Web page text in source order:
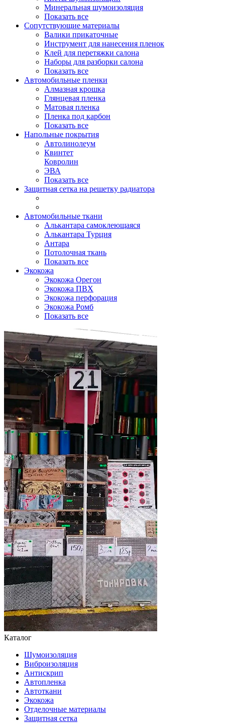
Минеральная шумоизоляция
Показать все
Сопутствующие материалы
Валики прикаточные
Инструмент для нанесения пленок
Клей для перетяжки салона
Наборы для разборки салона
Показать все
Автомобильные пленки
Алмазная крошка
Глянцевая пленка
Матовая пленка
Пленка под карбон
Показать все
Напольные покрытия
Автолинолеум
Квинтет
Ковролин
ЭВА
Показать все
Защитная сетка на решетку радиатора
Автомобильные ткани
Алькантара самоклеющаяся
Алькантара Турция
Антара
Потолочная ткань
Показать все
Экокожа
Экокожа Орегон
Экокожа ПВХ
Экокожа перфорация
Экокожа Ромб
Показать все
Каталог
Шумоизоляция
Виброизоляция
Антискрип
Автопленка
Автоткани
Экокожа
Отделочные материалы
Защитная сетка